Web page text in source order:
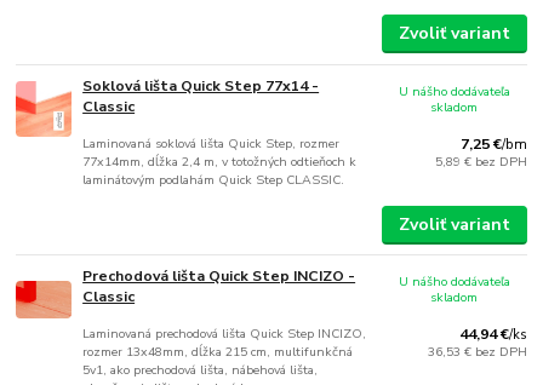
Zvoliť variant
Soklová lišta Quick Step 77x14 -
Classic
Laminovaná soklová lišta Quick Step, rozmer
77x14mm, dĺžka 2,4 m, v totožných odtieňoch k
laminátovým podlahám Quick Step CLASSIC.
7,25 €/bm
5,89 € bez DPH
U nášho dodávateľa
skladom
Zvoliť variant
Prechodová lišta Quick Step INCIZO -
Classic
Laminovaná prechodová lišta Quick Step INCIZO,
rozmer 13x48mm, dĺžka 215 cm, multifunkčná
5v1, ako prechodová lišta, nábehová lišta,
44,94 €/ks
36,53 € bez DPH
U nášho dodávateľa
skladom